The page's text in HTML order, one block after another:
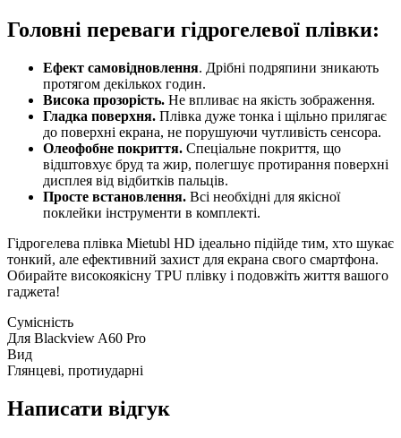
Головні переваги гідрогелевої плівки:
Ефект самовідновлення. Дрібні подряпини зникають
протягом декількох годин.
Висока прозорість. Не впливає на якість зображення.
Гладка поверхня. Плівка дуже тонка і щільно прилягає
до поверхні екрана, не порушуючи чутливість сенсора.
Олеофобне покриття. Спеціальне покриття, що
відштовхує бруд та жир, полегшує протирання поверхні
дисплея від відбитків пальців.
Просте встановлення. Всі необхідні для якісної
поклейки інструменти в комплекті.
Гідрогелева плівка Mietubl HD ідеально підійде тим, хто шукає
тонкий, але ефективний захист для екрана свого смартфона.
Обирайте високоякісну TPU плівку і подовжіть життя вашого
гаджета!
Сумісність
Для Blackview A60 Pro
Вид
Глянцеві, протиударні
Написати відгук